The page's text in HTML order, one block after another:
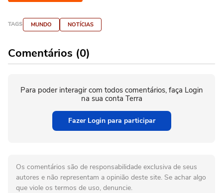
TAGS MUNDO NOTÍCIAS
Comentários (0)
Para poder interagir com todos comentários, faça Login
na sua conta Terra
Fazer Login para participar
Os comentários são de responsabilidade exclusiva de seus
autores e não representam a opinião deste site. Se achar algo
que viole os termos de uso, denuncie.